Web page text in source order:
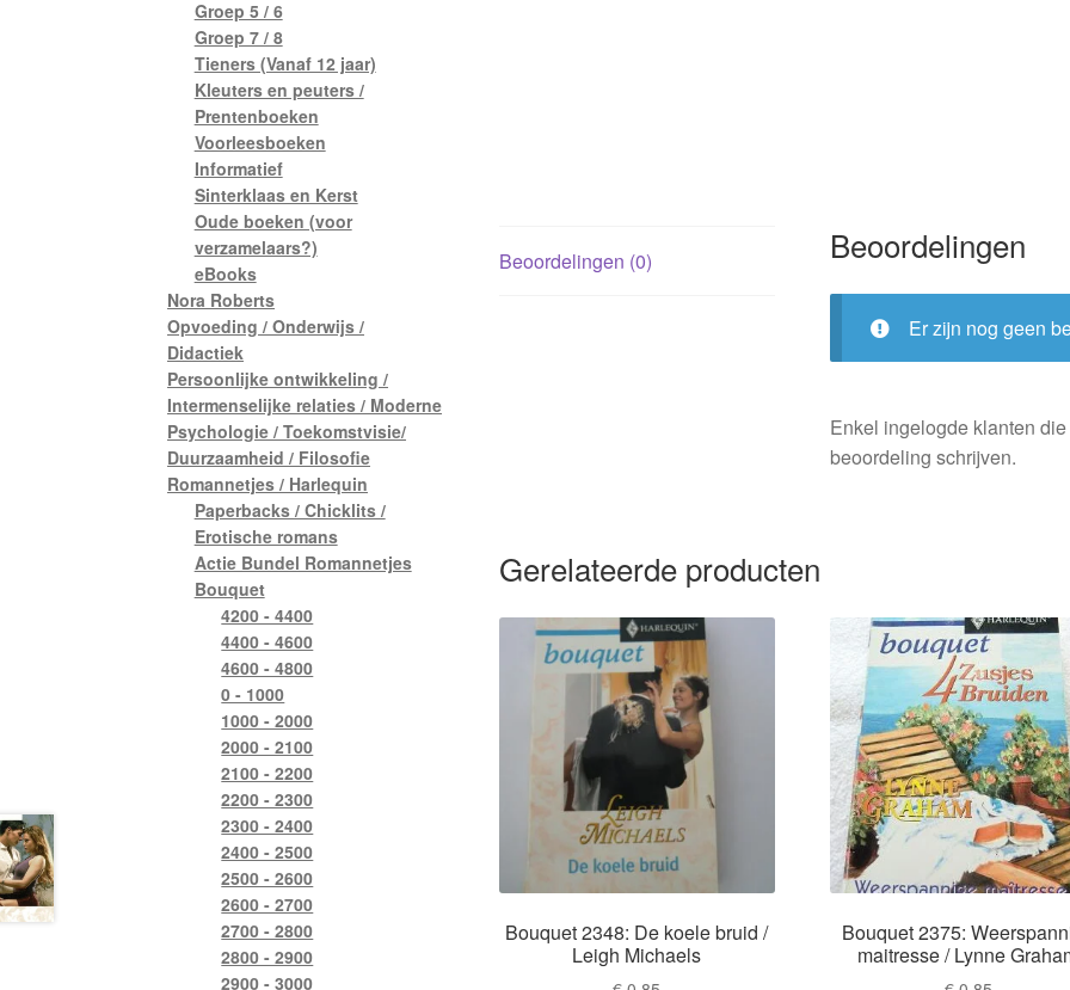
Beoordelingen (0) Beoordelingen
Er zijn nog geen
Enkel ingelogde klanten
beoordeling schrijven.
Gerelateerde producten
Bouquet 2348: De koele bruid /
Leigh Michaels
Bouquet 2375:
maitresse / Lynne
Groep 5 / 6
Groep 7 / 8
Tieners (Vanaf 12 jaar)
Kleuters en peuters /
Prentenboeken
Voorleesboeken
Informatief
Sinterklaas en Kerst
Oude boeken (voor
verzamelaars?)
eBooks
Nora Roberts
Opvoeding / Onderwijs /
Didactiek
Persoonlijke ontwikkeling /
Intermenselijke relaties / Moderne
Psychologie / Toekomstvisie/
Duurzaamheid / Filosofie
Romannetjes / Harlequin
Paperbacks / Chicklits /
Erotische romans
Actie Bundel Romannetjes
Bouquet
4200 - 4400
4400 - 4600
4600 - 4800
0 - 1000
1000 - 2000
2000 - 2100
2100 - 2200
2200 - 2300
2300 - 2400
2400 - 2500
2500 - 2600
2600 - 2700
2700 - 2800
2800 - 2900
2900 - 3000